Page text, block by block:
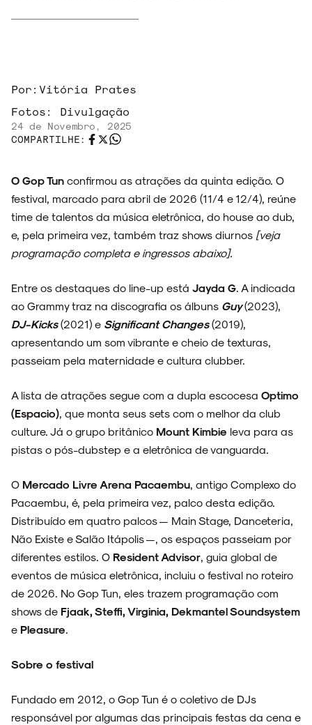
Por: Vitória Prates
Fotos: Divulgação
24 de Novembro, 2025
COMPARTILHE:
O Gop Tun confirmou as atrações da quinta edição. O
festival, marcado para abril de 2026 (11/4 e 12/4), reúne
time de talentos da música eletrônica, do house ao dub,
e, pela primeira vez, também traz shows diurnos [veja
programação completa e ingressos abaixo].
Entre os destaques do line-up está Jayda G. A indicada
ao Grammy traz na discografia os álbuns Guy(2023),
DJ-Kicks(2021) e Significant Changes(2019),
apresentando um som vibrante e cheio de texturas,
passeiam pela maternidade e cultura clubber.
A lista de atrações segue com a dupla escocesa Optimo
(Espacio), que monta seus sets com o melhor da club
culture. Já o grupo britânico Mount Kimbie leva para as
pistas o pós-dubstep e a eletrônica de vanguarda.
O Mercado Livre Arena Pacaembu, antigo Complexo do
Pacaembu, é, pela primeira vez, palco desta edição.
Distribuído em quatro palcos — Main Stage, Danceteria,
Não Existe e Salão Itápolis —, os espaços passeiam por
diferentes estilos. O Resident Advisor, guia global de
eventos de música eletrônica, incluiu o festival no roteiro
de 2026. No Gop Tun, eles trazem programação com
shows de Fjaak, Steffi, Virginia, Dekmantel Soundsystem
e Pleasure.
Sobre o festival
Fundado em 2012, o Gop Tun é o coletivo de DJs
responsável por algumas das principais festas da cena e